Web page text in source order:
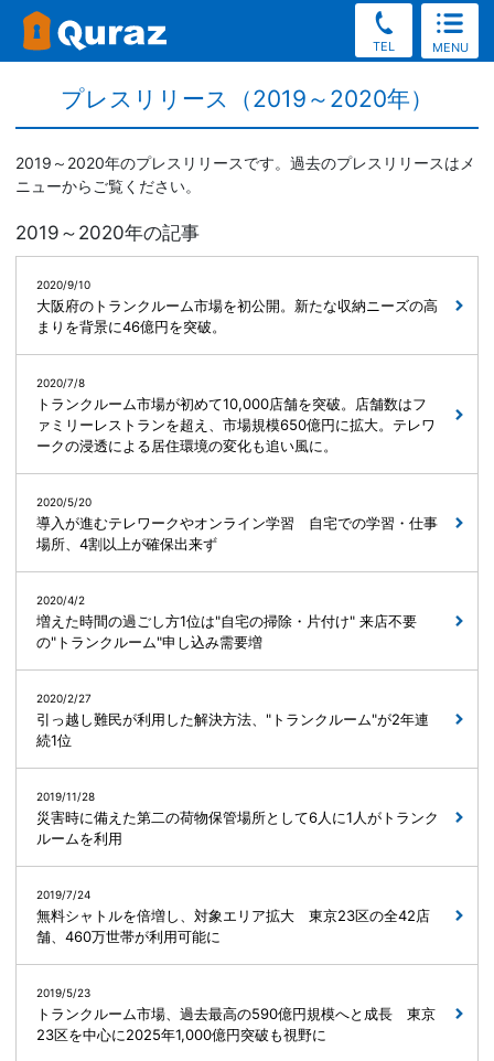
TEL MENU
プレスリリース（2019～2020年）
2019～2020年のプレスリリースです。過去のプレスリリースはメ
ニューからご覧ください。
2019～2020年の記事
2020/9/10
大阪府のトランクルーム市場を初公開。新たな収納ニーズの高
まりを背景に46億円を突破。
2020/7/8
トランクルーム市場が初めて10,000店舗を突破。店舗数はフ
ァミリーレストランを超え、市場規模650億円に拡大。テレワ
ークの浸透による居住環境の変化も追い風に。
2020/5/20
導入が進むテレワークやオンライン学習 自宅での学習・仕事
場所、4割以上が確保出来ず
2020/4/2
増えた時間の過ごし方1位は"自宅の掃除・片付け" 来店不要
の"トランクルーム"申し込み需要増
2020/2/27
引っ越し難民が利用した解決方法、"トランクルーム"が2年連
続1位
2019/11/28
災害時に備えた第二の荷物保管場所として6人に1人がトランク
ルームを利用
2019/7/24
無料シャトルを倍増し、対象エリア拡大 東京23区の全42店
舗、460万世帯が利用可能に
2019/5/23
トランクルーム市場、過去最高の590億円規模へと成長 東京
23区を中心に2025年1,000億円突破も視野に